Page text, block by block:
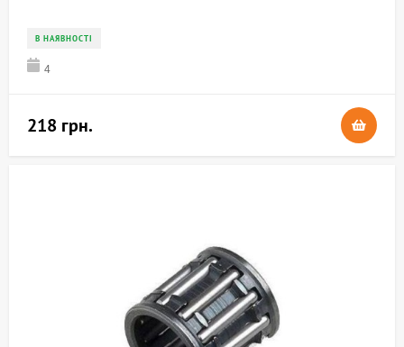
В НАЯВНОСТІ
4
218 грн.